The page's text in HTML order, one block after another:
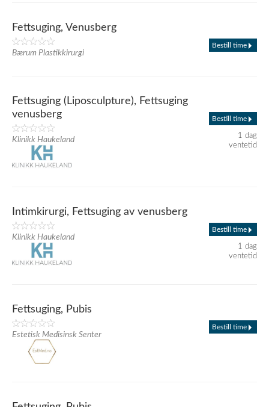
Fettsuging, Venusberg
Bærum Plastikkirurgi
Bestill time
Fettsuging (Liposculpture), Fettsuging
venusberg
Klinikk Haukeland
Bestill time
1 dag
ventetid
Intimkirurgi, Fettsuging av venusberg
Klinikk Haukeland
Bestill time
1 dag
ventetid
Fettsuging, Pubis
Estetisk Medisinsk Senter
Bestill time